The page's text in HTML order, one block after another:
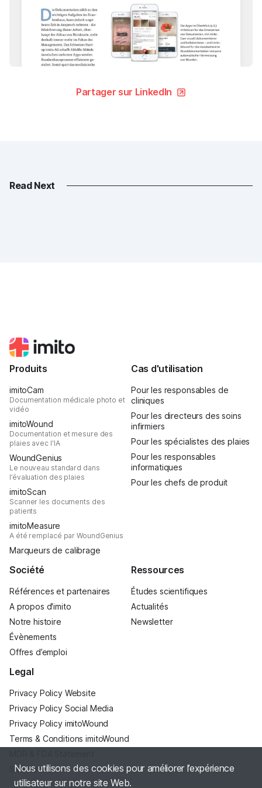
Partager sur LinkedIn
Read Next
Nous utilisons des cookies pour améliorer l’expérience
utilisateur sur notre site Web.
Produits
imitoCam
Documentation médicale photo et
vidéo
imitoWound
Documentation et mesure des
plaies avec l'IA
WoundGenius
Le nouveau standard dans
l’évaluation des plaies
imitoScan
Scanner les documents des
patients
imitoMeasure
A été remplacé par WoundGenius
Marqueurs de calibrage
Cas d'utilisation
Pour les responsables de
cliniques
Pour les directeurs des soins
infirmiers
Pour les spécialistes des plaies
Pour les responsables
informatiques
Pour les chefs de produit
Société
Références et partenaires
A propos d'imito
Notre histoire
Évènements
Offres d’emploi
Ressources
Études scientifiques
Actualités
Newsletter
Legal
Privacy Policy Website
Privacy Policy Social Media
Privacy Policy imitoWound
Terms & Conditions imitoWound
Site Notice